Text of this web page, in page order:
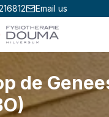
Email us
de